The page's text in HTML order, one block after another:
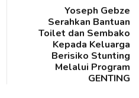
Yoseph Gebze
Serahkan Bantuan
Toilet dan Sembako
Kepada Keluarga
Berisiko Stunting
Melalui Program
GENTING